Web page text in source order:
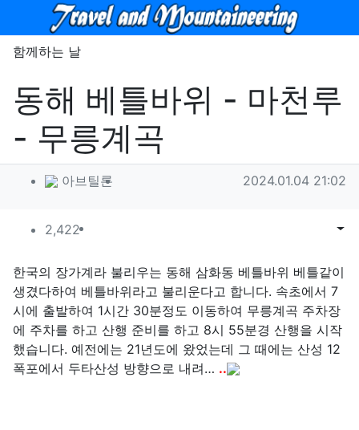
메뉴
함께하는 날
동해 베틀바위 - 마천루
- 무릉계곡
작성자 정보
아브틸론 작성일
2024.01.04 21:02
컨텐츠 정보
2,422조회 목록게
본문
한국의 장가계라 불리우는 동해 삼화동 베틀바위 베틀같이
생겼다하여 베틀바위라고 불리운다고 합니다. 속초에서 7
시에 출발하여 1시간 30분정도 이동하여 무릉계곡 주차장
에 주차를 하고 산행 준비를 하고 8시 55분경 산행을 시작
했습니다. 예전에는 21년도에 왔었는데 그 때에는 산성 12
폭포에서 두타산성 방향으로 내려… ..